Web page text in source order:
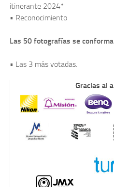
itinerante 2024*
• Reconocimiento
Las 50 fotografías se
• Las 3 más votadas.
Gracias al